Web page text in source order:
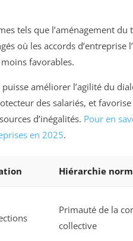
tels que l’aménagement du
où les accords d’entreprise
favorables.
améliorer l’agilité du
des salariés, et
d’inégalités. Pour en
en 2025.
Hiérarchie
Primauté de la
collective